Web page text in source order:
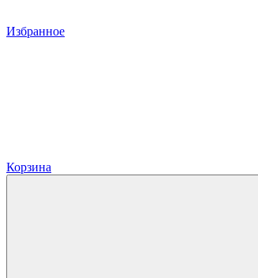
Избранное
Корзина